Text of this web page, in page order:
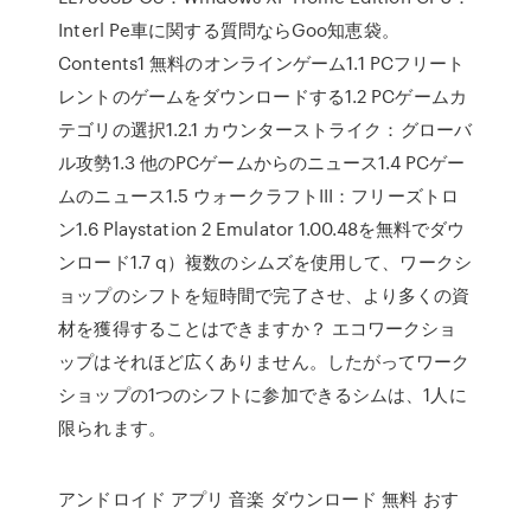
Interl Pe車に関する質問ならGoo知恵袋。
Contents1 無料のオンラインゲーム1.1 PCフリート
レントのゲームをダウンロードする1.2 PCゲームカ
テゴリの選択1.2.1 カウンターストライク：グローバ
ル攻勢1.3 他のPCゲームからのニュース1.4 PCゲー
ムのニュース1.5 ウォークラフトIII：フリーズトロ
ン1.6 Playstation 2 Emulator 1.00.48を無料でダウ
ンロード1.7 q）複数のシムズを使用して、ワークシ
ョップのシフトを短時間で完了させ、より多くの資
材を獲得することはできますか？ エコワークショ
ップはそれほど広くありません。したがってワーク
ショップの1つのシフトに参加できるシムは、1人に
限られます。
アンドロイド アプリ 音楽 ダウンロード 無料 おす